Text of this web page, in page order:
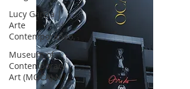
Lucy García |
Arte
Contemporáneo.
Museum of
Contemporary
Art (MOCA) N